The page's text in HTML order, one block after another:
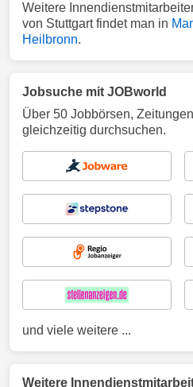
Weitere
von Stuttgart findet man in
Heilbronn.
Jobsuche mit JOBworld
Über 50 Jobbörsen,
gleichzeitig durchsuchen.
und viele weitere ...
Weitere